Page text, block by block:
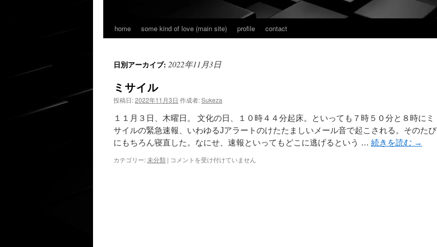
home some kind of love (main site) profile contact
日別アーカイブ: 2022年11月3日
ミサイル
投稿日:2022年11月3日 作成者:Sukeza
１１月３日、木曜日。 文化の日、１０時４４分起床。といっても７時５０分と８時にミ
サイルの緊急速報、いわゆるJアラートのけたたましいメール音で起こされる。そのたび
にもちろん寝直した。なにせ、速報といってもどこに逃げるという … 続きを読む →
カテゴリー:未分類 | ミ
コメントを受け付けていません